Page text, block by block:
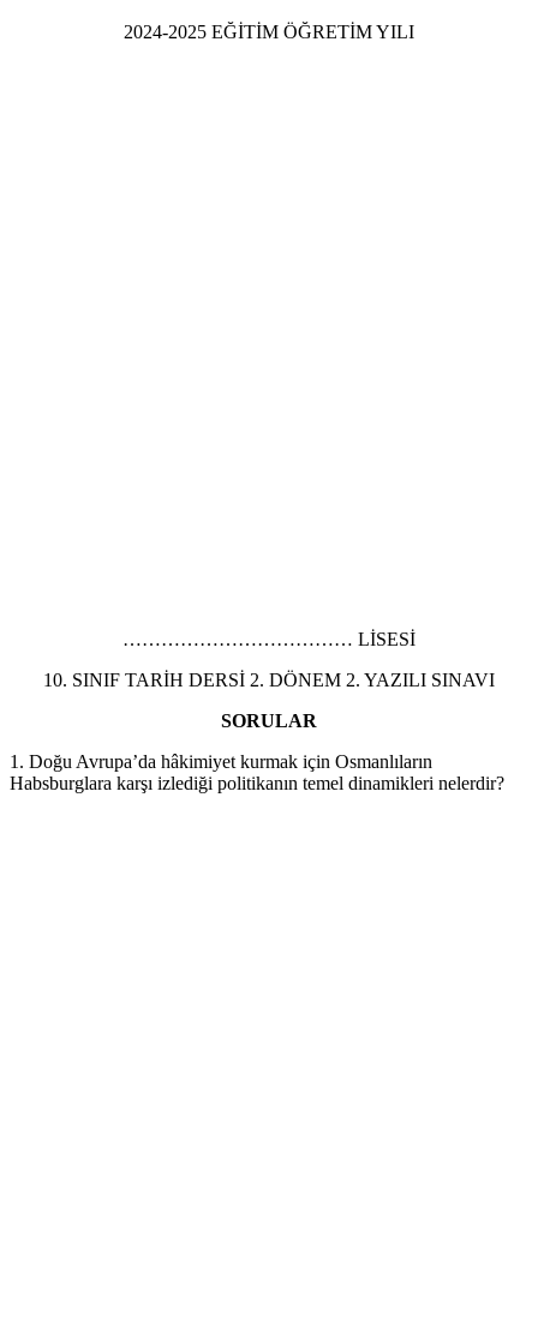
2024-2025 EĞİTİM ÖĞRETİM YILI
……………………………… LİSESİ
10. SINIF TARİH DERSİ 2. DÖNEM 2. YAZILI SINAVI
SORULAR
1. Doğu Avrupa’da hâkimiyet kurmak için Osmanlıların
Habsburglara karşı izlediği politikanın temel dinamikleri nelerdir?